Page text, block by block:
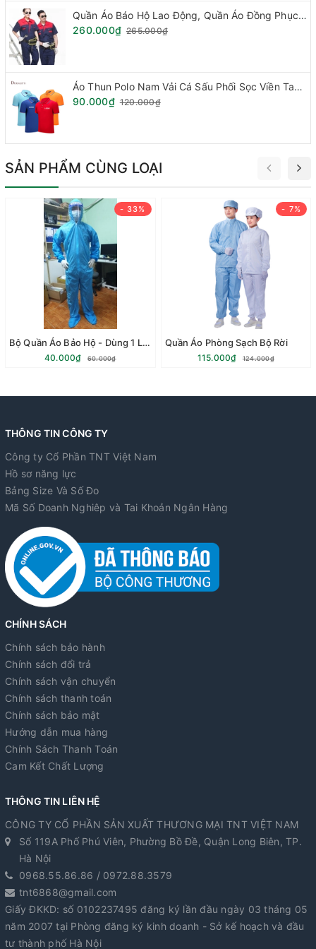
biệt là đối với các nhà máy sản xuất linh kiện điện tử, nhà máy
dược phẩm, nhà máy hóa chất....
Quần Áo Báo Hộ Lao Động, Quần Áo Đồng Phục - Vải Kaki Hàn Quốc Loại Phối Mầu (Hàng đặt theo mẫu)
260.000₫ 265.000₫
Áo Thun Polo Nam Vải Cá Sấu Phối Sọc Viền Tay Cổ.
90.000₫ 120.000₫
SẢN PHẨM CÙNG LOẠI
- 33%
Bộ Quần Áo Bảo Hộ - Dùng 1 Lần
40.000₫ 60.000₫
- 7%
Quần Áo Phòng Sạch Bộ Rời
115.000₫ 124.000₫
THÔNG TIN CÔNG TY
Công ty Cổ Phần TNT Việt Nam
Hồ sơ năng lực
Bảng Size Và Số Đo
Mã Số Doanh Nghiêp và Tai Khoản Ngân Hàng
CHÍNH SÁCH
Chính sách bảo hành
Chính sách đổi trả
Chính sách vận chuyển
Chính sách thanh toán
Chính sách bảo mật
Hướng dẫn mua hàng
Chính Sách Thanh Toán
Cam Kết Chất Lượng
THÔNG TIN LIÊN HỆ
CÔNG TY CỔ PHẦN SẢN XUẤT THƯƠNG MẠI TNT VIỆT NAM
Số 119A Phố Phú Viên, Phường Bồ Đề, Quận Long Biên, TP.
Hà Nội
0968.55.86.86 / 0972.88.3579
tnt6868@gmail.com
Giấy ĐKKD: số 0102237495 đăng ký lần đầu ngày 03 tháng 05
năm 2007 tại Phòng đăng ký kinh doanh - Sở kế hoạch và đầu
tư thành phố Hà Nội